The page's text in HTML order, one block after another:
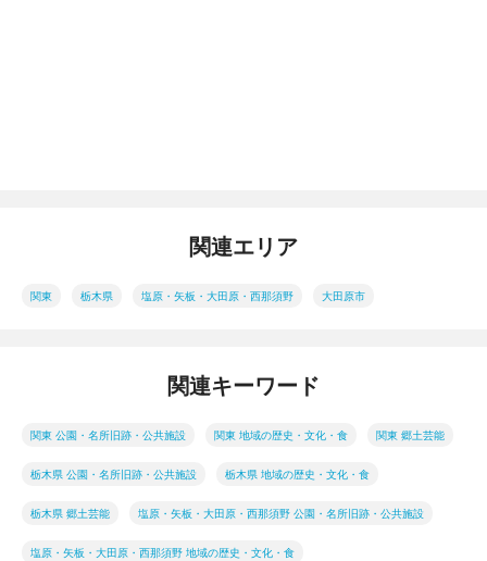
関連エリア
関東 栃木県 塩原・矢板・大田原・西那須野 大田原市
関連キーワード
関東 公園・名所旧跡・公共施設 関東 地域の歴史・文化・食 関東 郷土芸能
栃木県 公園・名所旧跡・公共施設 栃木県 地域の歴史・文化・食
栃木県 郷土芸能 塩原・矢板・大田原・西那須野 公園・名所旧跡・公共施設
塩原・矢板・大田原・西那須野 地域の歴史・文化・食